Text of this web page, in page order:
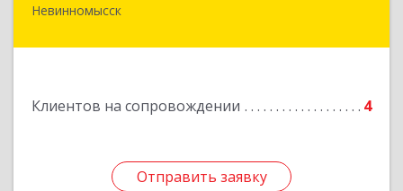
Невинномысск
Клиентов на сопровождении 4
Отправить заявку
357 100, г.Невинномысск, ул.Революцеонная,
Отправить заявку